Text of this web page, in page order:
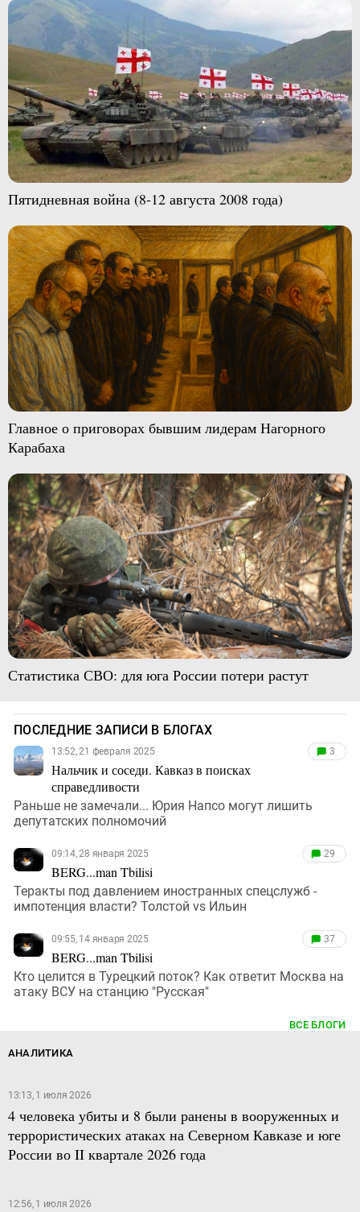
Пятидневная война (8-12 августа 2008 года)
Главное о приговорах бывшим лидерам Нагорного
Карабаха
Статистика СВО: для юга России потери растут
ПОСЛЕДНИЕ ЗАПИСИ В БЛОГАХ
13:52, 21 февраля 2025
Нальчик и соседи. Кавказ в поисках
справедливости
3
Раньше не замечали... Юрия Напсо могут лишить
депутатских полномочий
09:14, 28 января 2025
BERG...man Tbilisi
29
Теракты под давлением иностранных спецслужб -
импотенция власти? Толстой vs Ильин
09:55, 14 января 2025
BERG...man Tbilisi
37
Кто целится в Турецкий поток? Как ответит Москва на
атаку ВСУ на станцию "Русская"
ВСЕ БЛОГИ
АНАЛИТИКА
13:13, 1 июля 2026
4 человека убиты и 8 были ранены в вооруженных и
террористических атаках на Северном Кавказе и юге
России во II квартале 2026 года
12:56, 1 июля 2026